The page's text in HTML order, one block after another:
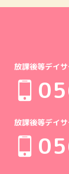
放課後等デイ
放課後等デイ